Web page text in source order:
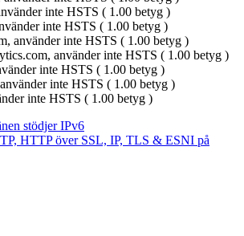
inte HSTS ( 1.00 betyg )
inte HSTS ( 1.00 betyg )
använder inte HSTS ( 1.00 betyg )
använder inte HSTS ( 1.00 betyg )
inte HSTS ( 1.00 betyg )
inte HSTS ( 1.00 betyg )
inte HSTS ( 1.00 betyg )
stödjer IPv6
HTTP över SSL, IP, TLS & ESNI på